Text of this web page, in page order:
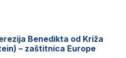
Benedikta od Križa
– zaštitnica Europe